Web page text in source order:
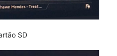
SD